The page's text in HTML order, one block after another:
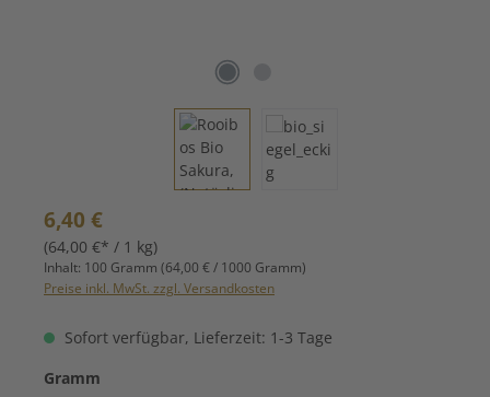
Regulärer Preis:
6,40 €
(64,00 €* / 1 kg)
Inhalt: 100 Gramm (64,00 € / 1000 Gramm)
Preise inkl. MwSt. zzgl. Versandkosten
Sofort verfügbar, Lieferzeit: 1-3 Tage
Gramm